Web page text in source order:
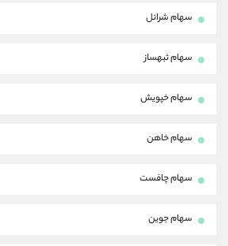
سهام شرانل
سهام ثبهساز
سهام خپویش
سهام خاهن
سهام چافست
سهام جوین